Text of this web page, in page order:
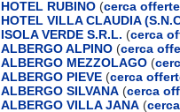
HOTEL RUBINO (cerca offerte
HOTEL VILLA CLAUDIA
ISOLA VERDE S.R.L. (cerca
ALBERGO ALPINO (cerca
ALBERGO MEZZOLAGO (
ALBERGO PIEVE (cerca
ALBERGO SILVANA (cerca
ALBERGO VILLA JANA (